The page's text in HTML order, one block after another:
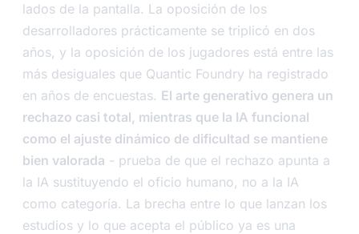
lados de la pantalla. La oposición de los
desarrolladores prácticamente se triplicó en dos
años, y la oposición de los jugadores está entre las
más desiguales que Quantic Foundry ha registrado
en años de encuestas. El arte generativo genera un
rechazo casi total, mientras que la IA funcional
como el ajuste dinámico de dificultad se mantiene
bien valorada - prueba de que el rechazo apunta a
la IA sustituyendo el oficio humano, no a la IA
como categoría. La brecha entre lo que lanzan los
estudios y lo que acepta el público ya es una